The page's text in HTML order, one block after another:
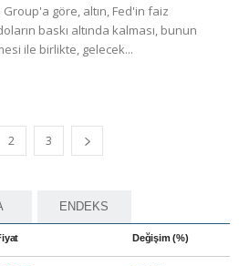
göre, altın, Fed'in faiz
baskı altında kalması, bunun
ile birlikte, gelecek...
2 3
ENDEKS
Değişim (%)